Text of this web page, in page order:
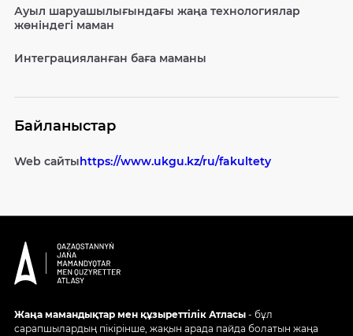
Ауыл шаруашылығындағы жаңа технологиялар
жөніндегі маман
Интеграцияланған баға маманы
Байланыстар
Web сайтыhttps://www.ukgu.kz/ru/fakultety
Жаңа мамандықтар мен құзыреттілік Атласы - бұл
сарапшылардың пікірінше, жақын арада пайда болатын жаңа